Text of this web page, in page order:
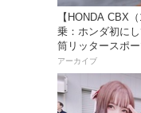
【HONDA CBX
乗：ホンダ初に
筒リッタースポー
味だったのか？
アーカイブ